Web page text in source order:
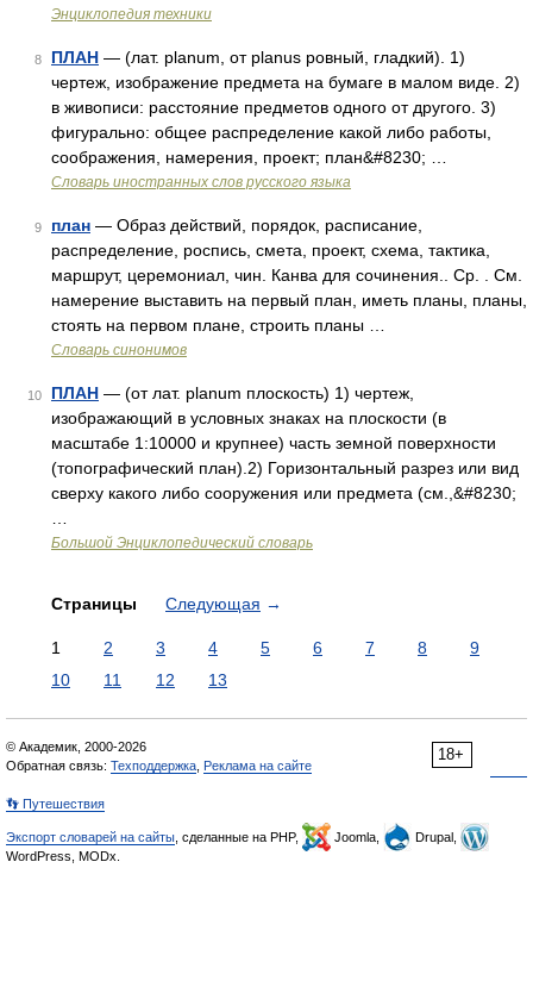
Энциклопедия техники
8 ПЛАН — (лат. planum, от planus ровный, гладкий). 1)
чертеж, изображение предмета на бумаге в малом виде. 2)
в живописи: расстояние предметов одного от другого. 3)
фигурально: общее распределение какой либо работы,
соображения, намерения, проект; план&#8230; …
Словарь иностранных слов русского языка
9 план — Образ действий, порядок, расписание,
распределение, роспись, смета, проект, схема, тактика,
маршрут, церемониал, чин. Канва для сочинения.. Ср. . См.
намерение выставить на первый план, иметь планы, планы,
стоять на первом плане, строить планы …
Словарь синонимов
10 ПЛАН — (от лат. planum плоскость) 1) чертеж,
изображающий в условных знаках на плоскости (в
масштабе 1:10000 и крупнее) часть земной поверхности
(топографический план).2) Горизонтальный разрез или вид
сверху какого либо сооружения или предмета (см.,&#8230;
Большой Энциклопедический словарь
Страницы Следующая →
1 2 3 4 5 6 7 8
9
10
11 12 13
18+
© Академик, 2000-2026
Обратная связь: Техподдержка Реклама на сайте
👣 Путешествия
Экспорт словарей на сайты , сделанные на PHP, Joomla,
Drupal,
WordPress, MODx.